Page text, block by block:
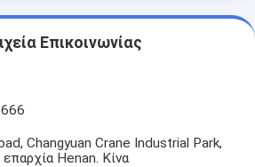
Επικοινωνίας
Changyuan Crane Industrial Park,
Henan. Κίνα